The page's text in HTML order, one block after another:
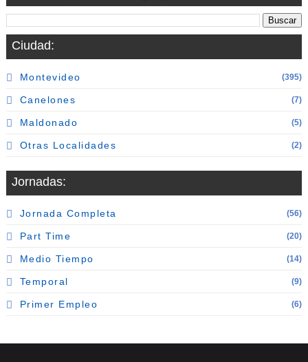
Ciudad:
Montevideo (395)
Canelones (7)
Maldonado (5)
Otras Localidades (2)
Jornadas:
Jornada Completa (56)
Part Time (20)
Medio Tiempo (14)
Temporal (9)
Primer Empleo (6)